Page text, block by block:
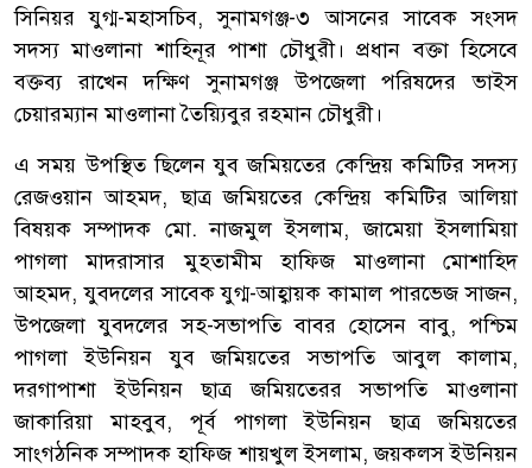
সিনিয়র যুগ্ম-মহাসচিব, সুনামগঞ্জ-৩ আসনের সাবেক সংসদ
সদস্য মাওলানা শাহিনূর পাশা চৌধুরী। প্রধান বক্তা হিসেবে
বক্তব্য রাখেন দক্ষিণ সুনামগঞ্জ উপজেলা পরিষদের ভাইস
চেয়ারম্যান মাওলানা তৈয়্যিবুর রহমান চৌধুরী।
এ সময় উপস্থিত ছিলেন যুব জমিয়তের কেন্দ্রিয় কমিটির সদস্য
রেজওয়ান আহমদ, ছাত্র জমিয়তের কেন্দ্রিয় কমিটির আলিয়া
বিষয়ক সম্পাদক মো. নাজমুল ইসলাম, জামেয়া ইসলামিয়া
পাগলা মাদরাসার মুহতামীম হাফিজ মাওলানা মোশাহিদ
আহমদ, যুবদলের সাবেক যুগ্ম-আহ্বায়ক কামাল পারভেজ সাজন,
উপজেলা যুবদলের সহ-সভাপতি বাবর হোসেন বাবু, পশ্চিম
পাগলা ইউনিয়ন যুব জমিয়তের সভাপতি আবুল কালাম,
দরগাপাশা ইউনিয়ন ছাত্র জমিয়তেরর সভাপতি মাওলানা
জাকারিয়া মাহবুব, পূর্ব পাগলা ইউনিয়ন ছাত্র জমিয়তের
সাংগঠনিক সম্পাদক হাফিজ শায়খুল ইসলাম, জয়কলস ইউনিয়ন